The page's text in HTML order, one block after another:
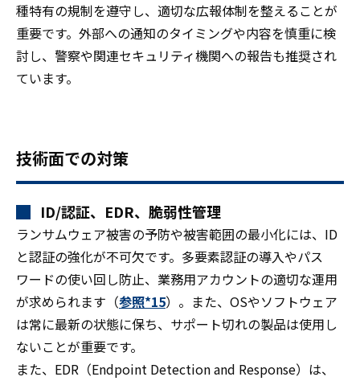
種特有の規制を遵守し、適切な広報体制を整えることが
重要です。外部への通知のタイミングや内容を慎重に検
討し、警察や関連セキュリティ機関への報告も推奨され
ています。
技術面での対策
ID/認証、EDR、脆弱性管理
ランサムウェア被害の予防や被害範囲の最小化には、ID
と認証の強化が不可欠です。多要素認証の導入やパス
ワードの使い回し防止、業務用アカウントの適切な運用
が求められます（参照*15）。また、OSやソフトウェア
は常に最新の状態に保ち、サポート切れの製品は使用し
ないことが重要です。
また、EDR（Endpoint Detection and Response）は、